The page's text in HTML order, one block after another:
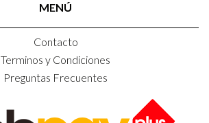
MENÚ
Contacto
Terminos y Condiciones
Preguntas Frecuentes